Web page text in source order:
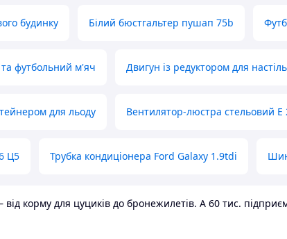
будинку Білий бюстгальтер пушап 75b
футбольний м'яч Двигун із редуктором для
для льоду Вентилятор-люстра стельовий E
Ц5 Трубка кондиціонера Ford Galaxy 1.9tdi
корму для цуциків до бронежилетів. А 60 тис.